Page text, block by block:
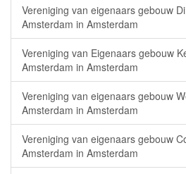
Vereniging van eigenaars gebouw
Amsterdam in Amsterdam
Vereniging van Eigenaars gebouw
Amsterdam in Amsterdam
Vereniging van eigenaars gebouw
Amsterdam in Amsterdam
Vereniging van eigenaars gebouw
Amsterdam in Amsterdam